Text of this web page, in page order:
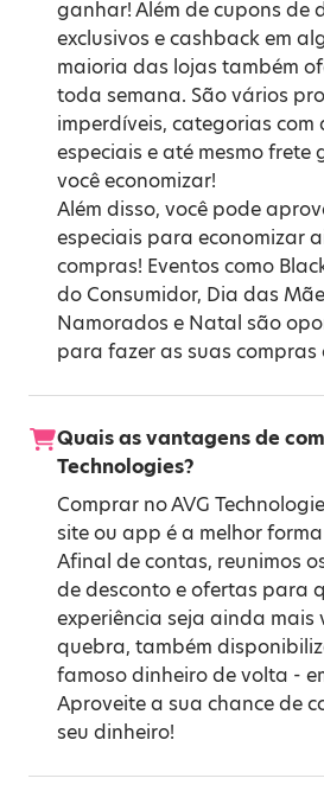
ganhar! Além de cupons de
exclusivos e cashback em
maioria das lojas também
toda semana. São vários
imperdíveis, categorias com
especiais e até mesmo frete
você economizar!
Além disso, você pode
especiais para economizar
compras! Eventos como
do Consumidor, Dia das
Namorados e Natal são
para fazer as suas compras
Quais as vantagens de
Technologies?
Comprar no AVG
site ou app é a melhor
Afinal de contas, reunimos
de desconto e ofertas para
experiência seja ainda mais
quebra, também
famoso dinheiro de volta -
Aproveite a sua chance de
seu dinheiro!